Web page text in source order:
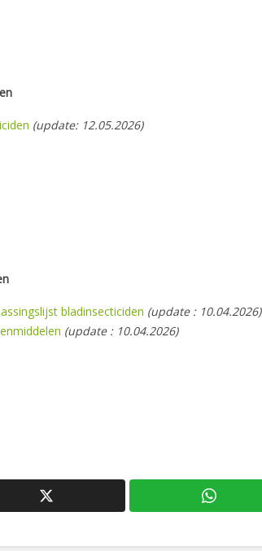
(update: 12.05.2026)
bladinsecticiden (update : 10.04.2026)
(update : 10.04.2026)